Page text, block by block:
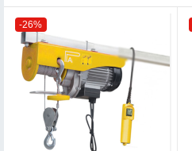
-26%